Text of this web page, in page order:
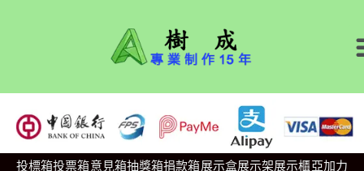
投標箱投票箱意見箱抽獎箱捐款箱展示盒展示架展示櫃亞加力